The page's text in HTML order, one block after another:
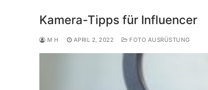
Kamera-Tipps für Influencer
M H APRIL 2, 2022 FOTO AUSRÜSTUNG